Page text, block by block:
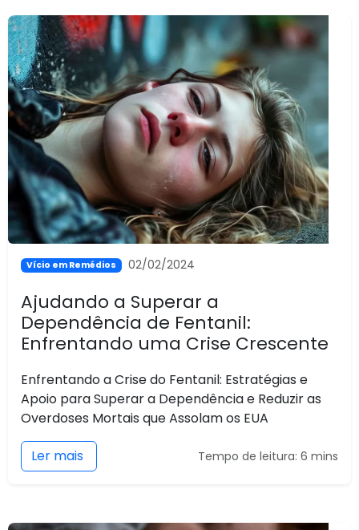
Vício em Remédios 02/02/2024
Ajudando a Superar a
Dependência de Fentanil:
Enfrentando uma Crise Crescente
Enfrentando a Crise do Fentanil: Estratégias e
Apoio para Superar a Dependência e Reduzir as
Overdoses Mortais que Assolam os EUA
Ler mais Tempo de leitura: 6 mins